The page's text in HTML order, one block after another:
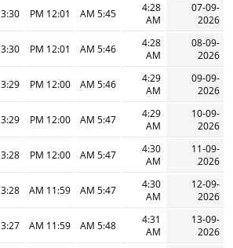
07-09-
2026
4:28
AM
5:45 AM
12:01 PM
3:30 PM
08-09-
2026
4:28
AM
5:46 AM
12:01 PM
3:30 PM
09-09-
2026
4:29
AM
5:46 AM
12:00 PM
3:29 PM
10-09-
2026
4:29
AM
5:47 AM
12:00 PM
3:29 PM
11-09-
2026
4:30
AM
5:47 AM
12:00 PM
3:28 PM
12-09-
2026
4:30
AM
5:47 AM
11:59 AM
3:28 PM
13-09-
2026
4:31
AM
5:48 AM
11:59 AM
3:27 PM